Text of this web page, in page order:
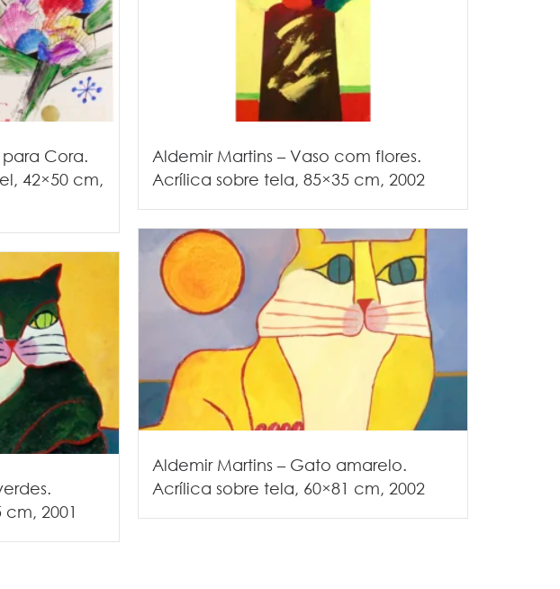
Cora.
42×50 cm,
Aldemir Martins – Vaso com flores.
Acrílica sobre tela, 85×35 cm, 2002
Aldemir Martins – Gato amarelo.
Acrílica sobre tela, 60×81 cm, 2002
2001